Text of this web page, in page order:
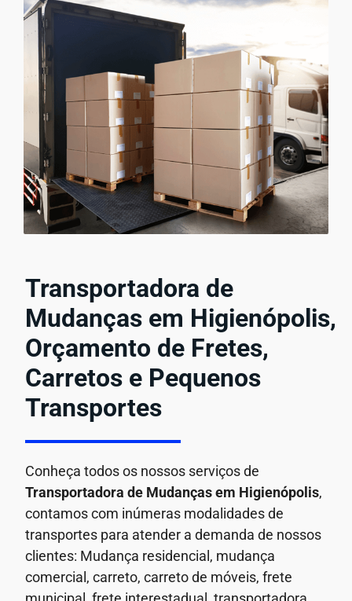
Transportadora de
Mudanças em Higienópolis,
Orçamento de Fretes,
Carretos e Pequenos
Transportes
Conheça todos os nossos serviços de
Transportadora de Mudanças em Higienópolis,
contamos com inúmeras modalidades de
transportes para atender a demanda de nossos
clientes: Mudança residencial, mudança
comercial, carreto, carreto de móveis, frete